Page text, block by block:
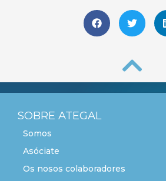
SOBRE ATEGAL
Somos
Asóciate
Os nosos colaboradores